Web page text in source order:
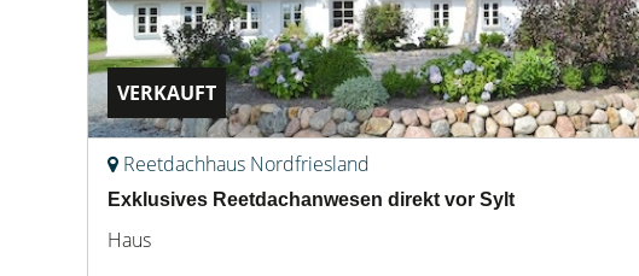
VERKAUFT
Reetdachhaus Nordfriesland
Exklusives Reetdachanwesen direkt vor Sylt
Haus